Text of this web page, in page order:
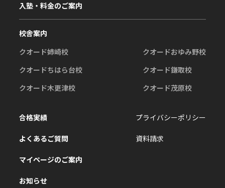
校舎案内
クオード姉崎校
クオードちはら台校
クオード木更津校
クオードおゆみ野校
クオード鎌取校
クオード茂原校
入塾・料金のご案内
合格実績
よくあるご質問
マイページのご案内
お知らせ
プライバシーポリシー
資料請求